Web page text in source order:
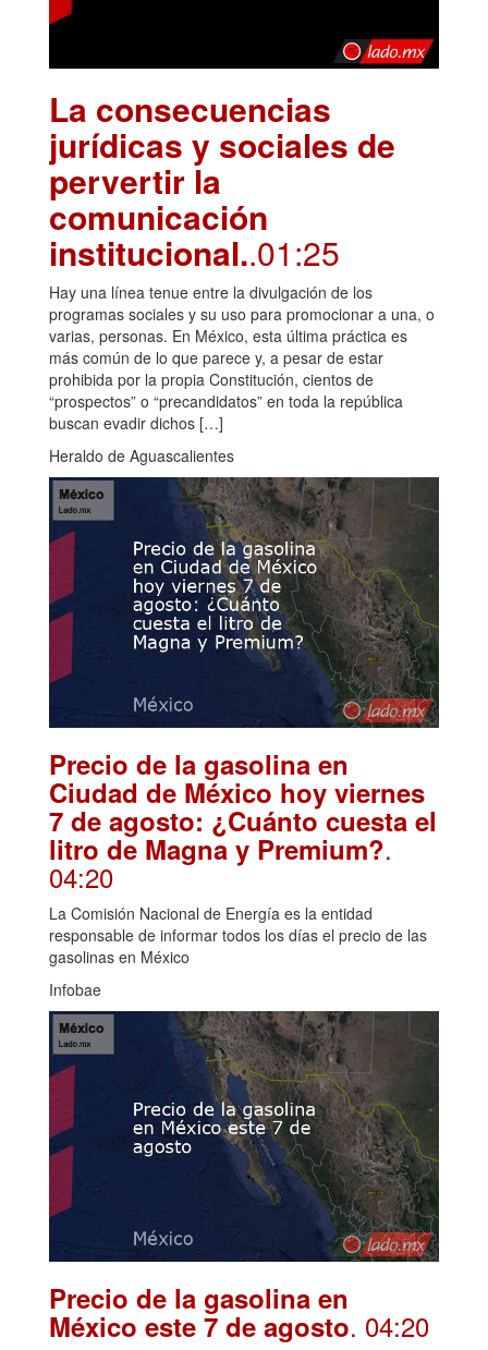
La consecuencias
jurídicas y sociales de
pervertir la
comunicación
institucional..01:25
Hay una línea tenue entre la divulgación de los
programas sociales y su uso para promocionar a una, o
varias, personas. En México, esta última práctica es
más común de lo que parece y, a pesar de estar
prohibida por la propia Constitución, cientos de
“prospectos” o “precandidatos” en toda la república
buscan evadir dichos […]
Heraldo de Aguascalientes
Precio de la gasolina en
Ciudad de México hoy viernes
7 de agosto: ¿Cuánto cuesta el
litro de Magna y Premium?.
04:20
La Comisión Nacional de Energía es la entidad
responsable de informar todos los días el precio de las
gasolinas en México
Infobae
Precio de la gasolina en
México este 7 de agosto. 04:20